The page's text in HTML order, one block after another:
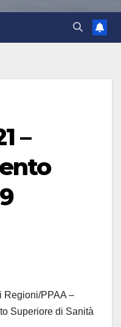
–
Regioni/PPAA –
Superiore di Sanità